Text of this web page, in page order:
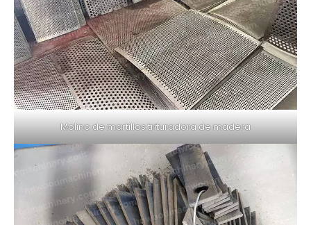
Molino de martillos trituradora de madera